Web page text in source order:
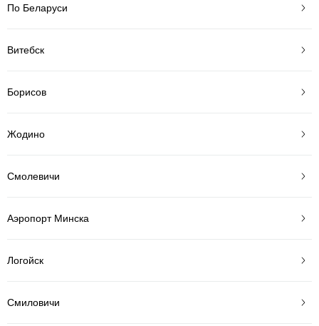
По Беларуси
Витебск
Борисов
Жодино
Смолевичи
Аэропорт Минска
Логойск
Смиловичи